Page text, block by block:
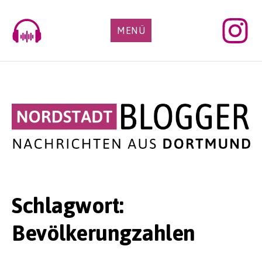
content
MENÜ
Schlagwort:
Bevölkerungzahlen